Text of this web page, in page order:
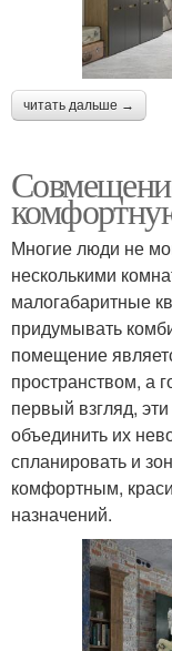
читать дальше →
Многие люди не
несколькими
малогабаритные
придумывать
помещение
пространством, а
первый взгляд,
объединить их
спланировать и
комфортным,
назначений.